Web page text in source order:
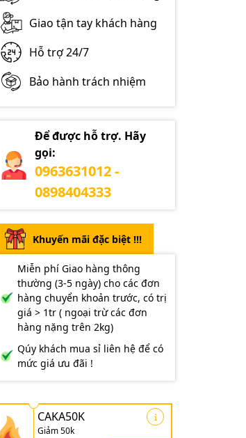
Giao tận tay khách hàng
Hỗ trợ 24/7
Bảo hành trách nhiệm
Để được hỗ trợ. Hãy
gọi:
0963631012 -
0898404333
Khuyến mãi đặc biệt !!!
Miễn phí Giao hàng thông
thường (3-5 ngày) cho các đơn
hàng chuyển khoản trước, có trị
giá > 1tr ( ngoại trừ các đơn
hàng nặng trên 2kg)
Qúy khách mua sỉ liên hệ để có
mức giá ưu đãi !
CAKA50K
Giảm 50k